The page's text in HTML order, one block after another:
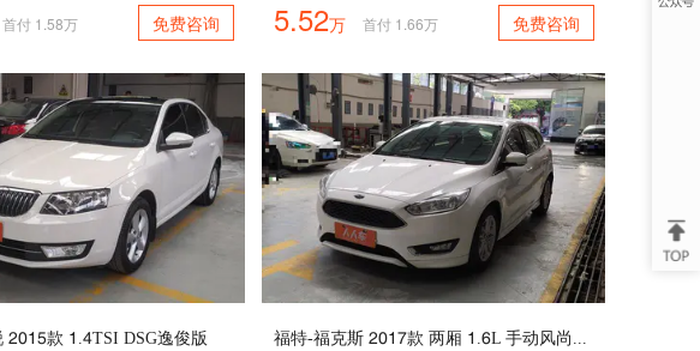
首付 1.58万 免费咨询 5.52万 首付 1.66万 免费咨询
5041款 4.7TSI DSG逸俊版